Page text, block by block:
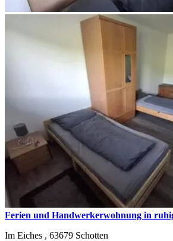
Ferien und Handwerkerwohnung in
Im Eiches , 63679 Schotten